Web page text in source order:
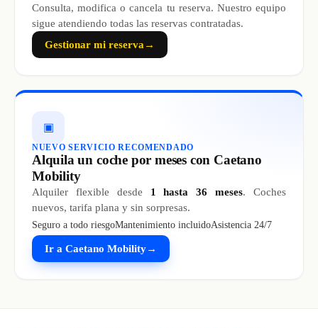
Consulta, modifica o cancela tu reserva. Nuestro equipo
sigue atendiendo todas las reservas contratadas.
Gestionar mi reserva →
▣
NUEVO SERVICIO RECOMENDADO
Alquila un coche por meses con Caetano
Mobility
Alquiler flexible desde 1 hasta 36 meses. Coches
nuevos, tarifa plana y sin sorpresas.
Seguro a todo riesgoMantenimiento incluidoAsistencia 24/7
Ir a Caetano Mobility→